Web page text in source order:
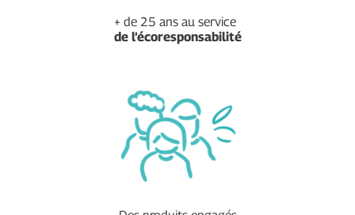
+ de 25 ans au service
de l’écoresponsabilité